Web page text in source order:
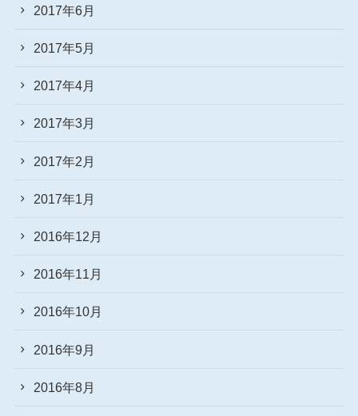
2017年6月
2017年5月
2017年4月
2017年3月
2017年2月
2017年1月
2016年12月
2016年11月
2016年10月
2016年9月
2016年8月